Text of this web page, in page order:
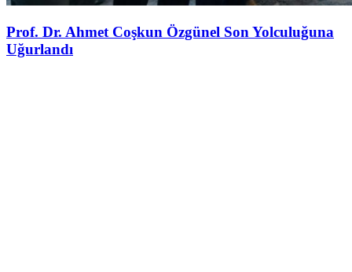
Prof. Dr. Ahmet Coşkun Özgünel Son Yolculuğuna
Uğurlandı